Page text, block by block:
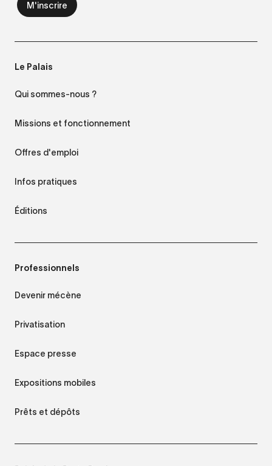
Le Palais
Qui sommes-nous ?
Missions et fonctionnement
Offres d'emploi
Infos pratiques
Éditions
Professionnels
Devenir mécène
Privatisation
Espace presse
Expositions mobiles
Prêts et dépôts